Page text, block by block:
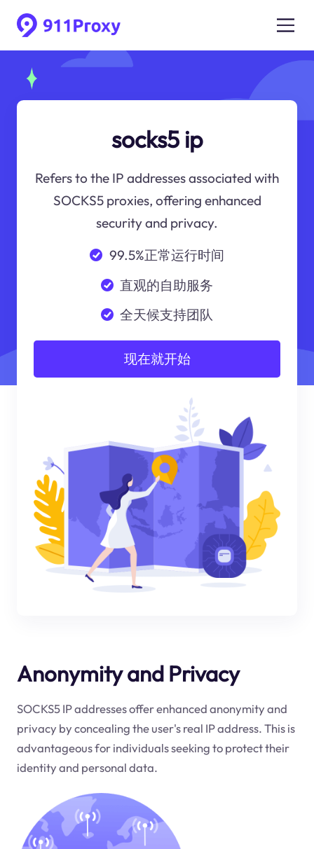
socks5 ip
Refers to the IP addresses associated with
SOCKS5 proxies, offering enhanced
security and privacy.
99.5%正常运行时间
直观的自助服务
全天候支持团队
现在就开始
Anonymity and Privacy
SOCKS5 IP addresses offer enhanced anonymity and
privacy by concealing the user's real IP address. This is
advantageous for individuals seeking to protect their
identity and personal data.